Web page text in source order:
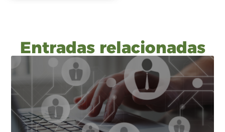
Entradas relacionadas